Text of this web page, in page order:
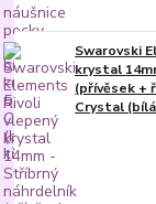
Swarovski
krystal
(přívěsek +
Crystal